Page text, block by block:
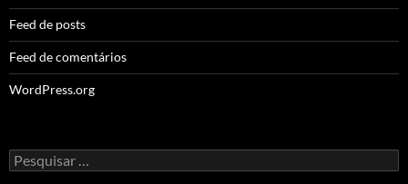
Feed de posts
Feed de comentários
WordPress.org
Pesquisar
por: